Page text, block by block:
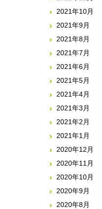
2021年10月
2021年9月
2021年8月
2021年7月
2021年6月
2021年5月
2021年4月
2021年3月
2021年2月
2021年1月
2020年12月
2020年11月
2020年10月
2020年9月
2020年8月